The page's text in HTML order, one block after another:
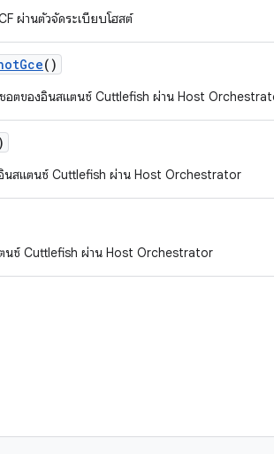
ผ่านตัวจัดระเบียบโฮสต์
Gce()
ตของอินสแตนซ์ Cuttlefish ผ่าน Host
สแตนซ์ Cuttlefish ผ่าน Host Orchestrator
นซ์ Cuttlefish ผ่าน Host Orchestrator